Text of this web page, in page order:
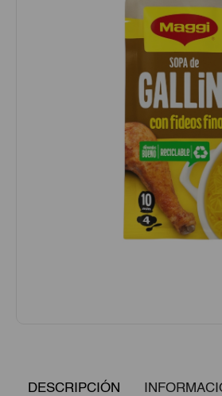
DESCRIPCIÓN